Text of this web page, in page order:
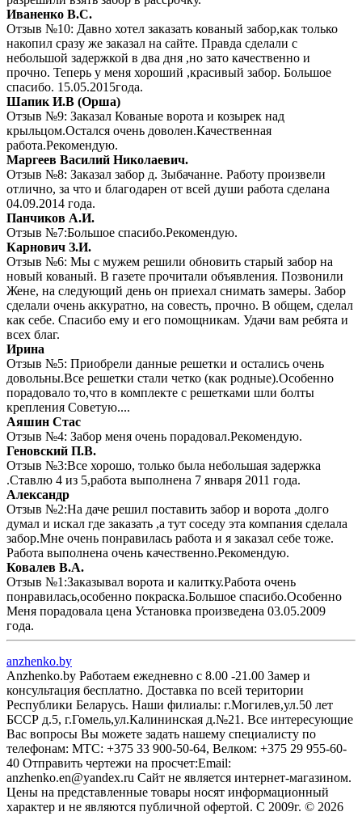
Иваненко В.С.
Отзыв №10: Давно хотел заказать кованый забор,как только
накопил сразу же заказал на сайте. Правда сделали с
небольшой задержкой в два дня ,но зато качественно и
прочно. Теперь у меня хороший ,красивый забор. Большое
спасибо. 15.05.2015года.
Шапик И.В (Орша)
Отзыв №9: Заказал Кованые ворота и козырек над
крыльцом.Остался очень доволен.Качественная
работа.Рекомендую.
Маргеев Василий Николаевич.
Отзыв №8: Заказал забор д. Зыбачанне. Работу произвели
отлично, за что и благодарен от всей души работа сделана
04.09.2014 года.
Панчиков А.И.
Отзыв №7:Большое спасибо.Рекомендую.
Карнович З.И.
Отзыв №6: Мы с мужем решили обновить старый забор на
новый кованый. В газете прочитали объявления. Позвонили
Жене, на следующий день он приехал снимать замеры. Забор
сделали очень аккуратно, на совесть, прочно. В общем, сделал
как себе. Спасибо ему и его помощникам. Удачи вам ребята и
всех благ.
Ирина
Отзыв №5: Приобрели данные решетки и остались очень
довольны.Все решетки стали четко (как родные).Особенно
порадовало то,что в комплекте с решетками шли болты
крепления Советую....
Аяшин Стас
Отзыв №4: Забор меня очень порадовал.Рекомендую.
Геновский П.В.
Отзыв №3:Все хорошо, только была небольшая задержка
.Ставлю 4 из 5,работа выполнена 7 января 2011 года.
Александр
Отзыв №2:На даче решил поставить забор и ворота ,долго
думал и искал где заказать ,а тут соседу эта компания сделала
забор.Мне очень понравилась работа и я заказал себе тоже.
Работа выполнена очень качественно.Рекомендую.
Ковалев В.А.
Отзыв №1:Заказывал ворота и калитку.Работа очень
понравилась,особенно покраска.Большое спасибо.Особенно
Меня порадовала цена Установка произведена 03.05.2009
года.
anzhenko.by
Anzhenko.by Работаем ежедневно с 8.00 -21.00 Замер и
консультация бесплатно. Доставка по всей територии
Республики Беларусь. Наши филиалы: г.Могилев,ул.50 лет
БССР д.5, г.Гомель,ул.Калининская д.№21. Все интересующие
Вас вопросы Вы можете задать нашему специалисту по
телефонам: MTC: +375 33 900-50-64, Велком: +375 29 955-60-
40 Отправить чертежи на просчет:Email:
anzhenko.en@yandex.ru Сайт не является интернет-магазином.
Цены на представленные товары носят информационный
характер и не являются публичной офертой. С 2009г. © 2026